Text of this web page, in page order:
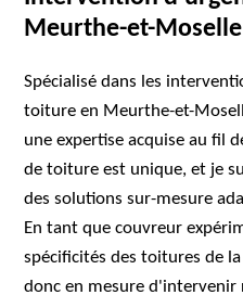
Meurthe-et-
Spécialisé dans les
toiture en Meurthe-et-
une expertise acquise au fil
de toiture est unique, et je
des solutions sur-mesure
En tant que couvreur
spécificités des toitures de la
donc en mesure